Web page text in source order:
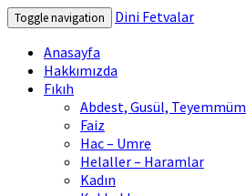
Toggle navigation
Dini Fetvalar
Anasayfa
Hakkımızda
Fıkıh
Abdest, Gusül, Teyemmüm
Faiz
Hac – Umre
Helaller – Haramlar
Kadın